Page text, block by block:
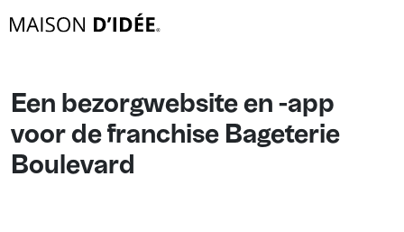
Een bezorgwebsite en -app
voor de franchise Bageterie
Boulevard